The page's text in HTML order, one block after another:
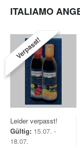
ITALIAMO
Verpasst!
Leider verpasst!
Gültig: 15.07. -
18.07.